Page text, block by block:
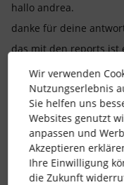
hallo andrea.
danke für deine
das mit den reports ist
personio als
zeitkonto behalten.
berechnen kann zwar
dann auch die
info seite nicht mehr
für mich gibt es
scheinbar nicht
Wir verwenden
Nutzungserlebnis
Sie helfen uns
Websites genutzt
anpassen und
Akzeptieren
Ihre Einwilligung
die Zukunft